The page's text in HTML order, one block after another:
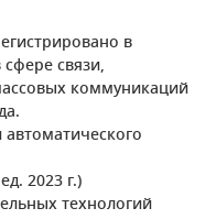
в
связи,
коммуникаций
2023 г.)
технологий